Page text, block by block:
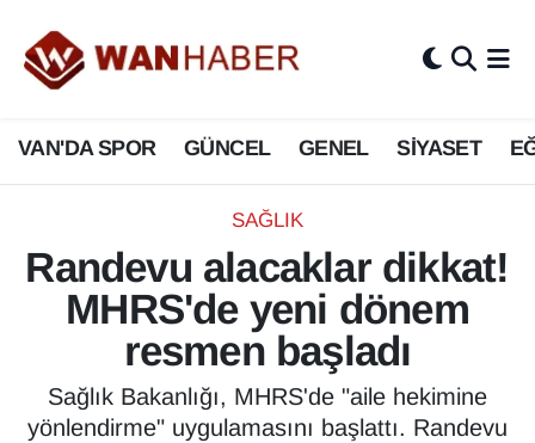
VAN'DA SPOR GÜNCEL GENEL SİYASET
SAĞLIK
Randevu alacaklar dikkat!
MHRS'de yeni dönem
resmen başladı
Sağlık Bakanlığı, MHRS'de "aile hekimine
yönlendirme" uygulamasını başlattı. Randevu
3.SAYFA
ASAYİŞ
BİLİM VE TEKNOLOJİ
Biyografi
ÇEVRE
Van Nöbetçi Eczaneler
Van Hava Durumu
Van Namaz Vakitleri
Van Trafik Yoğunluk Haritası
Süper Lig Puan Durumu ve Fikstür
Tüm Manşetler